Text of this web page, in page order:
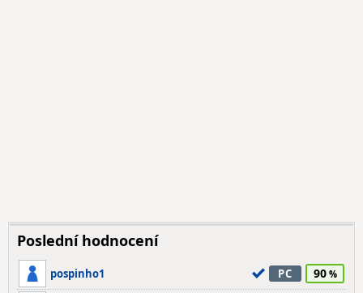
Poslední hodnocení
pospinho1 PC 90